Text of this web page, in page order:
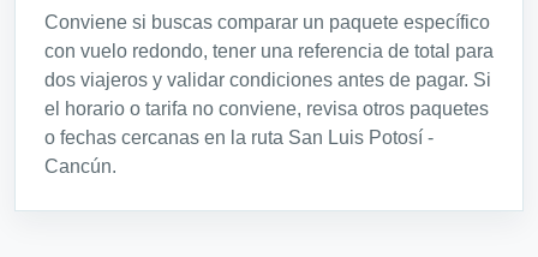
Conviene si buscas comparar un paquete específico
con vuelo redondo, tener una referencia de total para
dos viajeros y validar condiciones antes de pagar. Si
el horario o tarifa no conviene, revisa otros paquetes
o fechas cercanas en la ruta San Luis Potosí -
Cancún.